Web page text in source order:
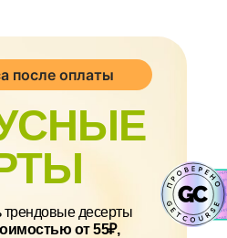
трендовые десерты
от 55₽,
после оплаты